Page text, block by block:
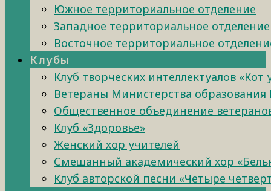
Южное территориальное отделение
Западное территориальное отделение
Восточное территориальное
Клубы
Клуб творческих интеллектуалов «Кот
Ветераны Министерства образования
Общественное объединение
Клуб «Здоровье»
Женский хор учителей
Смешанный академический хор
Клуб авторской песни «Четыре